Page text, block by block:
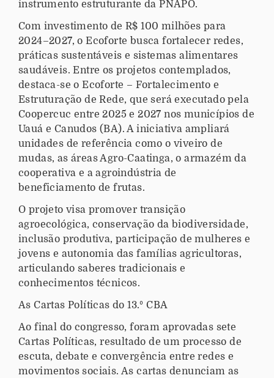
instrumento estruturante da PNAPO.
Com investimento de R$ 100 milhões para
2024–2027, o Ecoforte busca fortalecer redes,
práticas sustentáveis e sistemas alimentares
saudáveis. Entre os projetos contemplados,
destaca-se o Ecoforte – Fortalecimento e
Estruturação de Rede, que será executado pela
Coopercuc entre 2025 e 2027 nos municípios de
Uauá e Canudos (BA). A iniciativa ampliará
unidades de referência como o viveiro de
mudas, as áreas Agro-Caatinga, o armazém da
cooperativa e a agroindústria de
beneficiamento de frutas.
O projeto visa promover transição
agroecológica, conservação da biodiversidade,
inclusão produtiva, participação de mulheres e
jovens e autonomia das famílias agricultoras,
articulando saberes tradicionais e
conhecimentos técnicos.
As Cartas Políticas do 13.º CBA
Ao final do congresso, foram aprovadas sete
Cartas Políticas, resultado de um processo de
escuta, debate e convergência entre redes e
movimentos sociais. As cartas denunciam as